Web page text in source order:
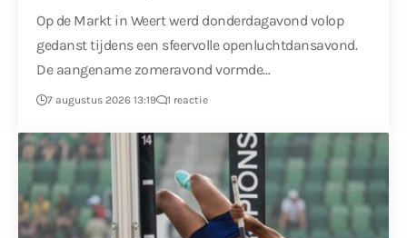
Op de Markt in Weert werd donderdagavond volop
gedanst tijdens een sfeervolle openluchtdansavond.
De aangename zomeravond vormde…
7 augustus 2026 13:19 1 reactie